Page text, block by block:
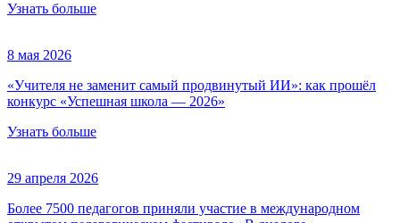
Узнать больше
8 мая 2026
«Учителя не заменит самый продвинутый ИИ»: как прошёл
конкурс «Успешная школа — 2026»
Узнать больше
29 апреля 2026
Более 7500 педагогов приняли участие в международном